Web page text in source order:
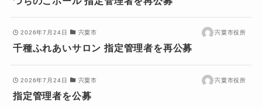
2026年7月24日 宍粟市 宍粟市役所
千種ふれあいサロン 指定管理者を再公募
2026年7月24日 宍粟市 宍粟市役所
指定管理者を公募